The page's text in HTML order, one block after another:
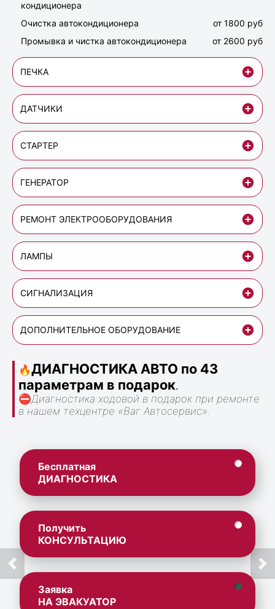
кондиционера
Очистка автокондиционера
от 1800 руб
Промывка и чистка автокондиционера
от 2600 руб
ПЕЧКА
ДАТЧИКИ
СТАРТЕР
ГЕНЕРАТОР
РЕМОНТ ЭЛЕКТРООБОРУДОВАНИЯ
ЛАМПЫ
СИГНАЛИЗАЦИЯ
ДОПОЛНИТЕЛЬНОЕ ОБОРУДОВАНИЕ
🔥ДИАГНОСТИКА АВТО по 43
параметрам в подарок.
⛔Диагностика ходовой в подарок при ремонте
в нашем техцентре «Ваг Автосервис».
Бесплатная
ДИАГНОСТИКА
Получить
КОНСУЛЬТАЦИЮ
Заявка
НА ЭВАКУАТОР